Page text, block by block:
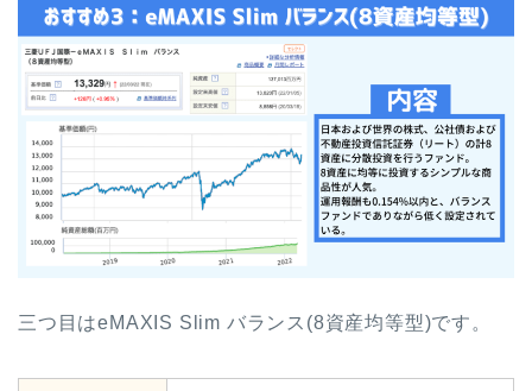
三つ目はeMAXIS Slim バランス(8資産均等型)です。